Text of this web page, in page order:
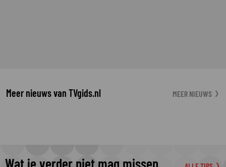
Meer nieuws van TVgids.nl MEER NIEUWS
Wat je verder niet mag missen